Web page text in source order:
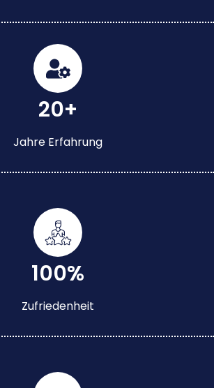
20+
Jahre Erfahrung
100%
Zufriedenheit